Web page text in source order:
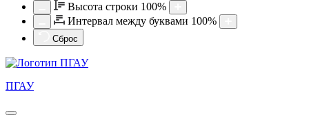
Высота строки 100%
Интервал между буквами 100%
Сброс
ПГАУ